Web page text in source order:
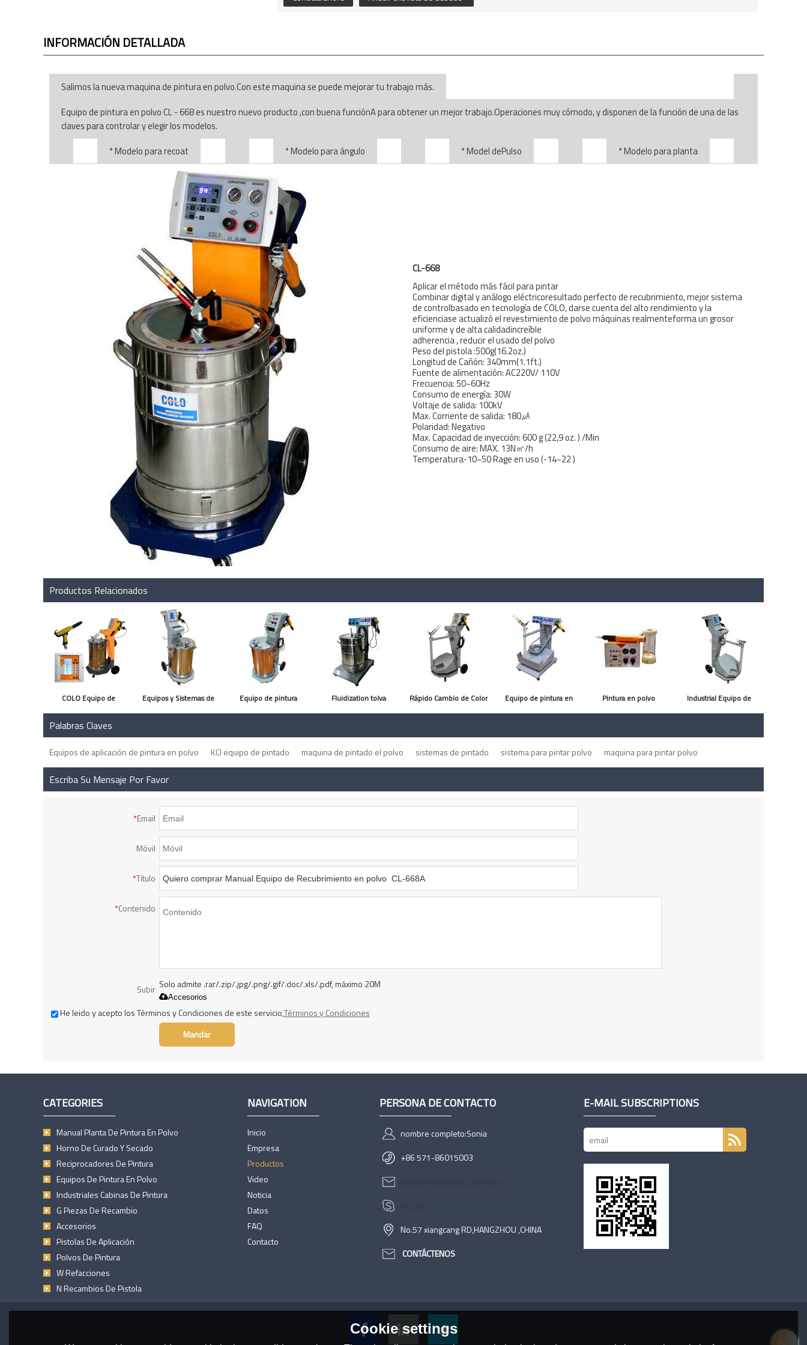
INFORMACIÓN DETALLADA
Salimos la nueva maquina de pintura en polvo.Con este maquina se puede mejorar tu trabajo más.
Equipo de pintura en polvo CL - 668 es nuestro nuevo producto ,con buena funciónA para obtener un mejor trabajo.Operaciones muy cómodo, y disponen de la función de una de las
claves para controlar y elegir los modelos.
* Modelo para recoat
* Modelo para ángulo * Model dePulso * Modelo para planta
CL-668
Aplicar el método más fácil para pintar
Combinar digital y análogo eléctricoresultado perfecto de recubrimiento, mejor sistema
de controlbasado en tecnología de COLO, darse cuenta del alto rendimiento y la
eficienciase actualizó el revestimiento de polvo máquinas realmenteforma un grosor
uniforme y de alta calidadincreíble
adherencia , reducir el usado del polvo
Peso del pistola :500g(16.2oz.)
Longitud de Cañón: 340mm(1.1ft.)
Fuente de alimentación: AC220V/ 110V
Frecuencia: 50~60Hz
Consumo de energía: 30W
Voltaje de salida: 100kV
Max. Corriente de salida: 180㎂
Polaridad: Negativo
Max. Capacidad de inyección: 600 g (22,9 oz. ) /Min
Consumo de aire: MAX. 13N㎥/h
Temperatura-10~50 Rage en uso (-14~22 )
Productos Relacionados
COLO Equipo de
recubrimiento manual
Equipos y Sistemas de
Recubrimiento
Equipo de pintura
Electrostatica en Polvo
Fluidization tolva
equipos para pintura en
Rápido Cambio de Color
Equipo de Pintura
Equipo de pintura en
Polvo
Pintura en polvo
laboratorio 800DT-B
Industrial Equipo de
Pintura Electrostatica en
Palabras Claves
Equipos de aplicación de pintura en polvo KCI equipo de pintado maquina de pintado el polvo sistemas de pintado sistema para pintar polvo maquina para pintar polvo
Escriba Su Mensaje Por Favor
*Email
Móvil
*Título
*Contenido
Subir Solo admite .rar/.zip/.jpg/.png/.gif/.doc/.xls/.pdf, máximo 20M
Accesorios
He leido y acepto los Términos y Condiciones de este servicio,Términos y Condiciones
Mandar
CATEGORIES
Manual Planta De Pintura En Polvo
Horno De Curado Y Secado
Reciprocadores De Pintura
Equipos De Pintura En Polvo
Industriales Cabinas De Pintura
G Piezas De Recambio
Accesorios
Pistolas De Aplicación
Polvos De Pintura
W Refacciones
N Recambios De Pistola
NAVIGATION
Inicio
Empresa
Productos
Video
Noticia
Datos
FAQ
Contacto
PERSONA DE CONTACTO
nombre completo:Sonia
+86 571-86015003
No.57 xiangcang RD,HANGZHOU ,CHINA
CONTÁCTENOS
E-MAIL SUBSCRIPTIONS
Cookie settings